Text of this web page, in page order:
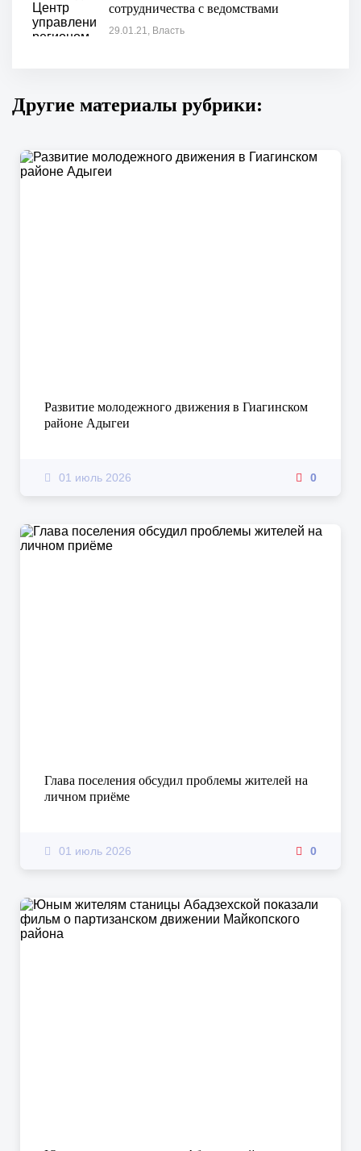
сотрудничества с ведомствами
республики
29.01.21, Власть
Другие материалы рубрики:
Развитие молодежного движения в Гиагинском
районе Адыгеи
01 июль 2026 0
Глава поселения обсудил проблемы жителей на
личном приёме
01 июль 2026 0